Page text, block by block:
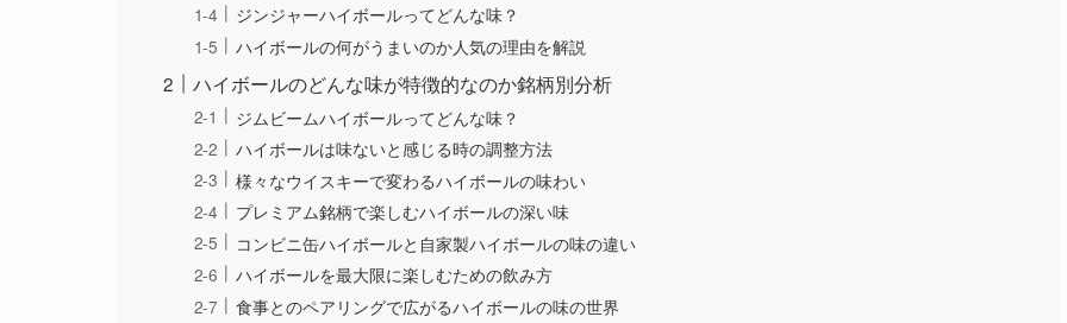
ジンジャーハイボールってどんな味？
ハイボールの何がうまいのか人気の理由を解説
ハイボールのどんな味が特徴的なのか銘柄別分析
ジムビームハイボールってどんな味？
ハイボールは味ないと感じる時の調整方法
様々なウイスキーで変わるハイボールの味わい
プレミアム銘柄で楽しむハイボールの深い味
コンビニ缶ハイボールと自家製ハイボールの味の違い
ハイボールを最大限に楽しむための飲み方
食事とのペアリングで広がるハイボールの味の世界